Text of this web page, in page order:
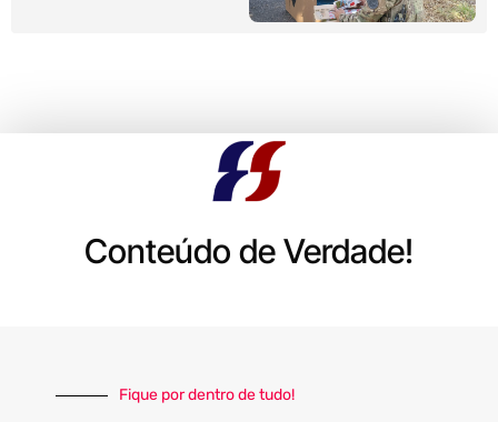
Conteúdo de Verdade!
Fique por dentro de tudo!